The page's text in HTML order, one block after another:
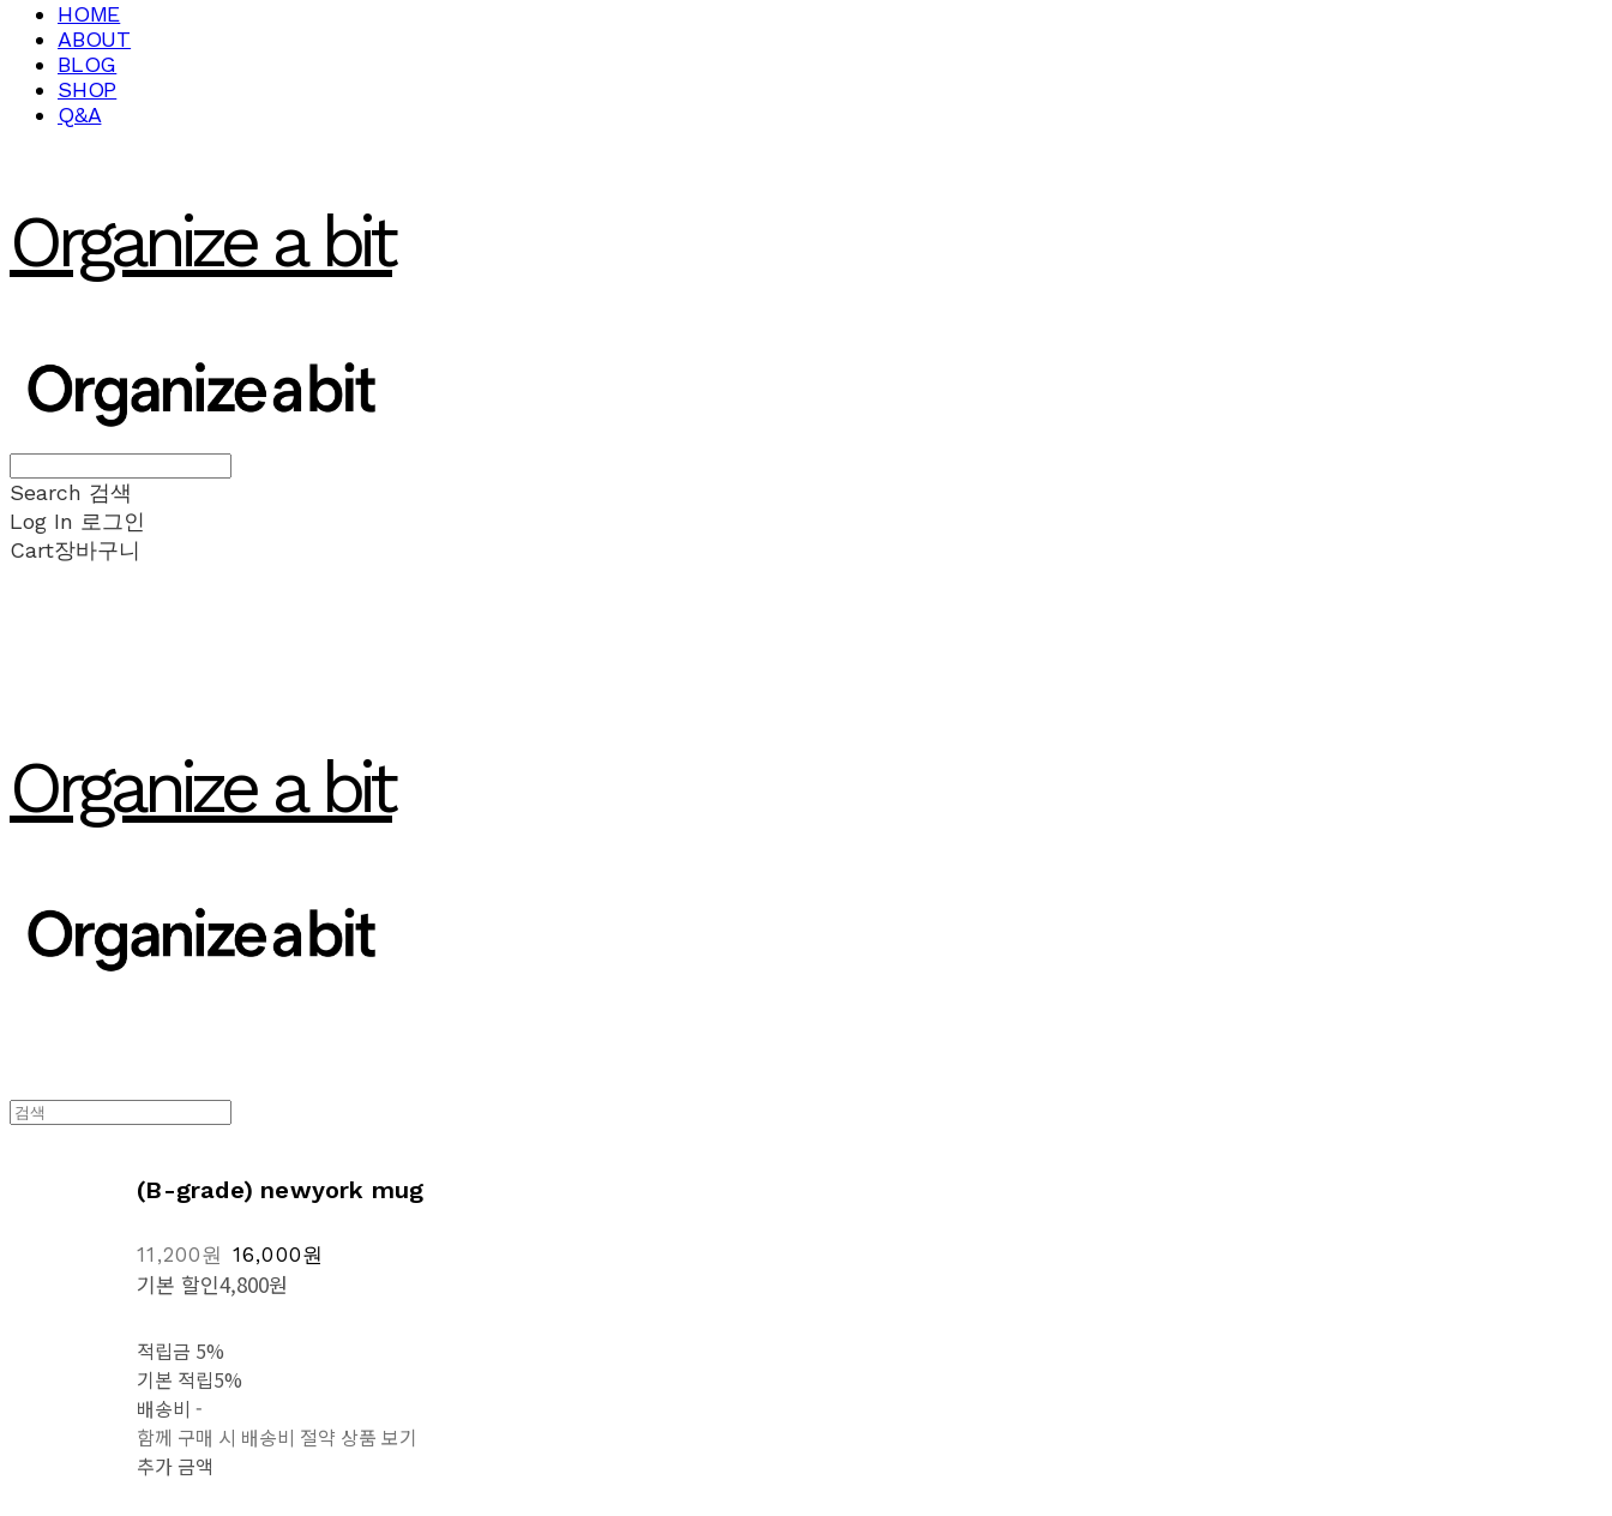
HOME
ABOUT
BLOG
SHOP
Q&A
Organize a bit
Search 검색
Log In 로그인
Cart장바구니
Organize a bit
(B-grade) newyork mug
11,200원 16,000원
기본 할인4,800원
적립금 5%
기본 적립5%
배송비-
함께 구매 시 배송비 절약 상품 보기
추가 금액